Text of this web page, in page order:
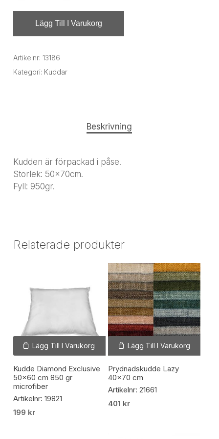
Lägg Till I Varukorg
Artikelnr: 13186
Kategori: Kuddar
Beskrivning
Kudden är förpackad i påse.
Storlek: 50x70cm.
Fyll: 950gr.
Relaterade produkter
Lägg Till I Varukorg
Kudde Diamond Exclusive
50×60 cm 850 gr
microfiber
Artikelnr: 19821
199 kr
Lägg Till I Varukorg
Prydnadskudde Lazy
40×70 cm
Artikelnr: 21661
401 kr